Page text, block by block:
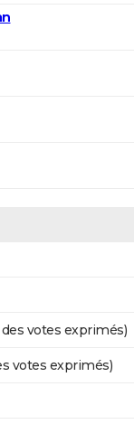
votes exprimés)
votes exprimés)